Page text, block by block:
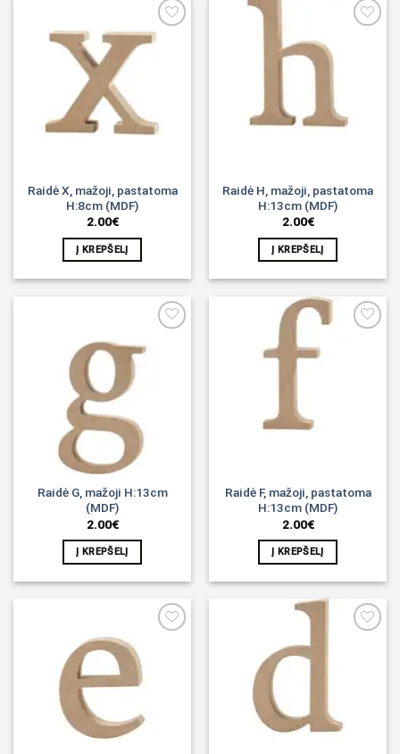
Raidė X, mažoji, pastatoma
H:8cm (MDF)
2.00€
Į KREPŠELĮ
Raidė H, mažoji, pastatoma
H:13cm (MDF)
2.00€
Į KREPŠELĮ
Raidė G, mažoji H:13cm
(MDF)
2.00€
Į KREPŠELĮ
Raidė F, mažoji, pastatoma
H:13cm (MDF)
2.00€
Į KREPŠELĮ